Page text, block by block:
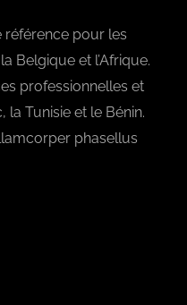
référence pour les
Belgique et l’Afrique.
professionnelles et
la Tunisie et le Bénin.
phasellus